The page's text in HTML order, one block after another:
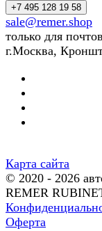
+7 495 128 19 58
sale@remer.shop
только для
г.Москва,
Карта сайта
© 2020 - 2026
REMER
Оферта